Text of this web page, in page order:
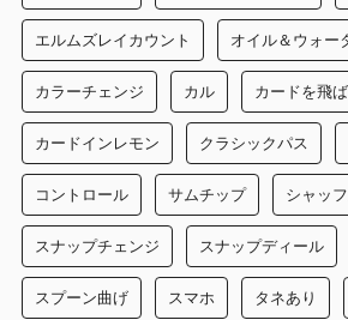
エルムズレイカウント オイル＆ウォー
カラーチェンジ カル カードを飛
カードインレモン クラシックパス
コントロール サムチップ シャッ
スナップチェンジ スナップディール
スプーン曲げ スマホ タネあり